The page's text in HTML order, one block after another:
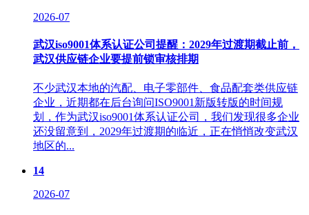
2026-07
武汉iso9001体系认证公司提醒：2029年过渡期截止前，
武汉供应链企业要提前锁审核排期
不少武汉本地的汽配、电子零部件、食品配套类供应链
企业，近期都在后台询问ISO9001新版转版的时间规
划，作为武汉iso9001体系认证公司，我们发现很多企业
还没留意到，2029年过渡期的临近，正在悄悄改变武汉
地区的...
14
2026-07